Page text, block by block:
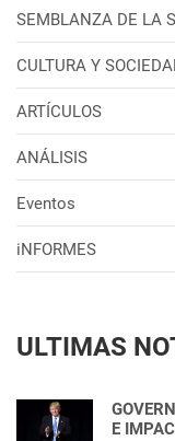
SEMBLANZA DE LA
CULTURA Y
ARTÍCULOS
ANÁLISIS
Eventos
iNFORMES
ULTIMAS
E